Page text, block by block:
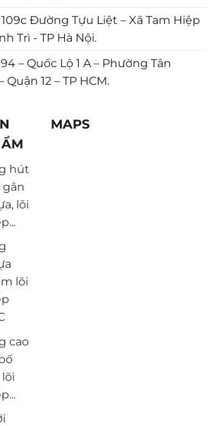
109c Đường Tựu Liệt – Xã Tam Hiệp
Trì - TP Hà Nội.
– Quốc Lộ 1 A – Phường Tân
12 – TP HCM.
hút
gân
lõi
lõi
cao
lõi
MAPS